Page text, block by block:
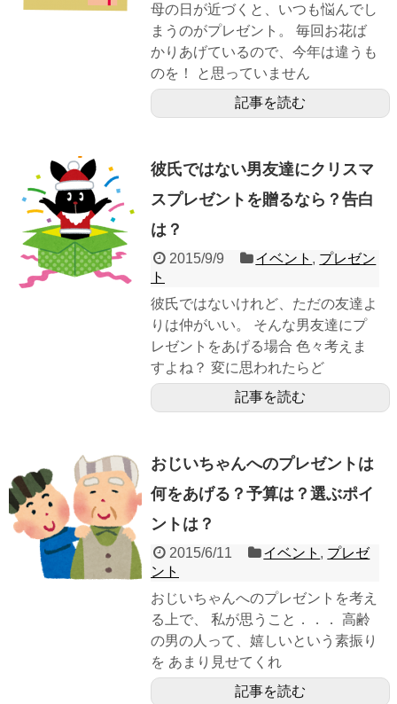
母の日が近づくと、いつも悩んでし
まうのがプレゼント。 毎回お花ば
かりあげているので、今年は違うも
のを！ と思っていません
記事を読む
彼氏ではない男友達にクリスマ
スプレゼントを贈るなら？告白
は？
2015/9/9 イベント , プレゼン
ト
彼氏ではないけれど、ただの友達よ
りは仲がいい。 そんな男友達にプ
レゼントをあげる場合 色々考えま
すよね？ 変に思われたらど
記事を読む
おじいちゃんへのプレゼントは
何をあげる？予算は？選ぶポイ
ントは？
2015/6/11 イベント , プレゼ
ント
おじいちゃんへのプレゼントを考え
る上で、 私が思うこと．．． 高齢
の男の人って、嬉しいという素振り
を あまり見せてくれ
記事を読む